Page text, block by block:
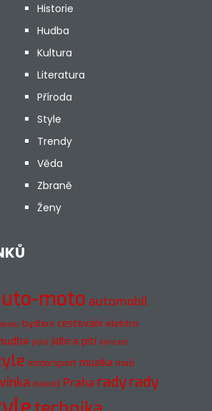
Historie
Hudba
Kultura
Literatura
Příroda
Style
Trendy
Věda
Zbraně
Ženy
moto automobil
bydlení cestování elektro
jídlo jídlo a pití koncert
motorsport muzika muži
návod Praha radyrady